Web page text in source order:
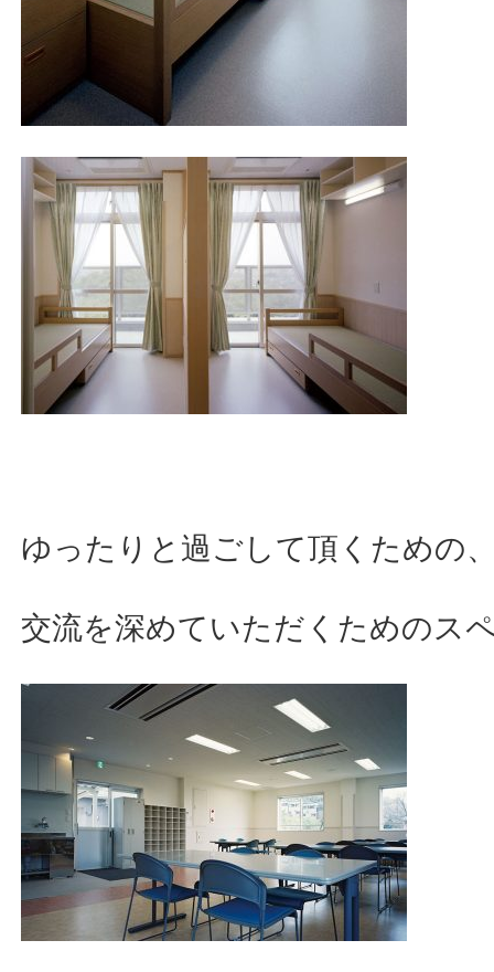
ゆったりと過ごして頂くための
交流を深めていただくためのス